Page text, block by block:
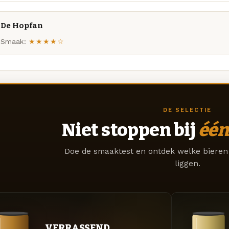
De Hopfan
Smaak: ★★★★☆
DE SELECTIE
Niet stoppen bij één
Doe de smaaktest en ontdek welke
liggen.